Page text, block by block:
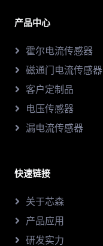
产品中心
霍尔电流传感器
磁通门电流传感器
客户定制品
电压传感器
漏电流传感器
快速链接
关于芯森
产品应用
研发实力